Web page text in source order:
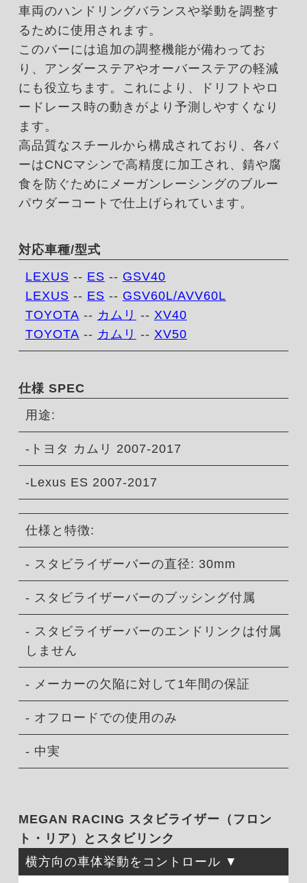
車両のハンドリングバランスや挙動を調整す
るために使用されます。
このバーには追加の調整機能が備わってお
り、アンダーステアやオーバーステアの軽減
にも役立ちます。これにより、ドリフトやロ
ードレース時の動きがより予測しやすくなり
ます。
高品質なスチールから構成されており、各バ
ーはCNCマシンで高精度に加工され、錆や腐
食を防ぐためにメーガンレーシングのブルー
パウダーコートで仕上げられています。
対応車種/型式
LEXUS -- ES -- GSV40
LEXUS -- ES -- GSV60L/AVV60L
TOYOTA -- カムリ -- XV40
TOYOTA -- カムリ -- XV50
仕様 SPEC
用途:
-トヨタ カムリ 2007-2017
-Lexus ES 2007-2017
仕様と特徴:
- スタビライザーバーの直径: 30mm
- スタビライザーバーのブッシング付属
- スタビライザーバーのエンドリンクは付属
しません
- メーカーの欠陥に対して1年間の保証
- オフロードでの使用のみ
- 中実
MEGAN RACING スタビライザー（フロン
ト・リア）とスタビリンク
横方向の車体挙動をコントロール